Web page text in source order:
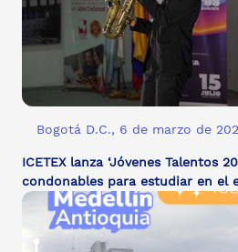
Bogotá D.C., 6 de marzo de
ICETEX lanza ‘Jóvenes Talentos
condonables para estudiar en el